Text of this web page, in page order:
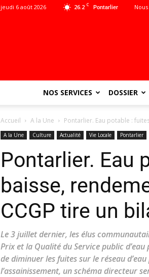
26.2 C Pontarlier
jeudi 6 août 2026
NOS SERVICES DOSSIER
Accueil A la Une Pontarlier. Eau potable :
A la Une Culture Actualité Vie Locale Pontarlier
Pontarlier. Eau
baisse,
CCGP tire un
Le 3 juillet dernier, les élus
Prix et la Qualité du Service public
de diminuer les fuites sur le réseau
l’assainissement, un schéma directeur